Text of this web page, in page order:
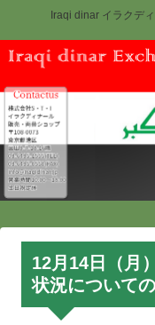
Iraqi dinar イラクデ
12月14日（月
状況について